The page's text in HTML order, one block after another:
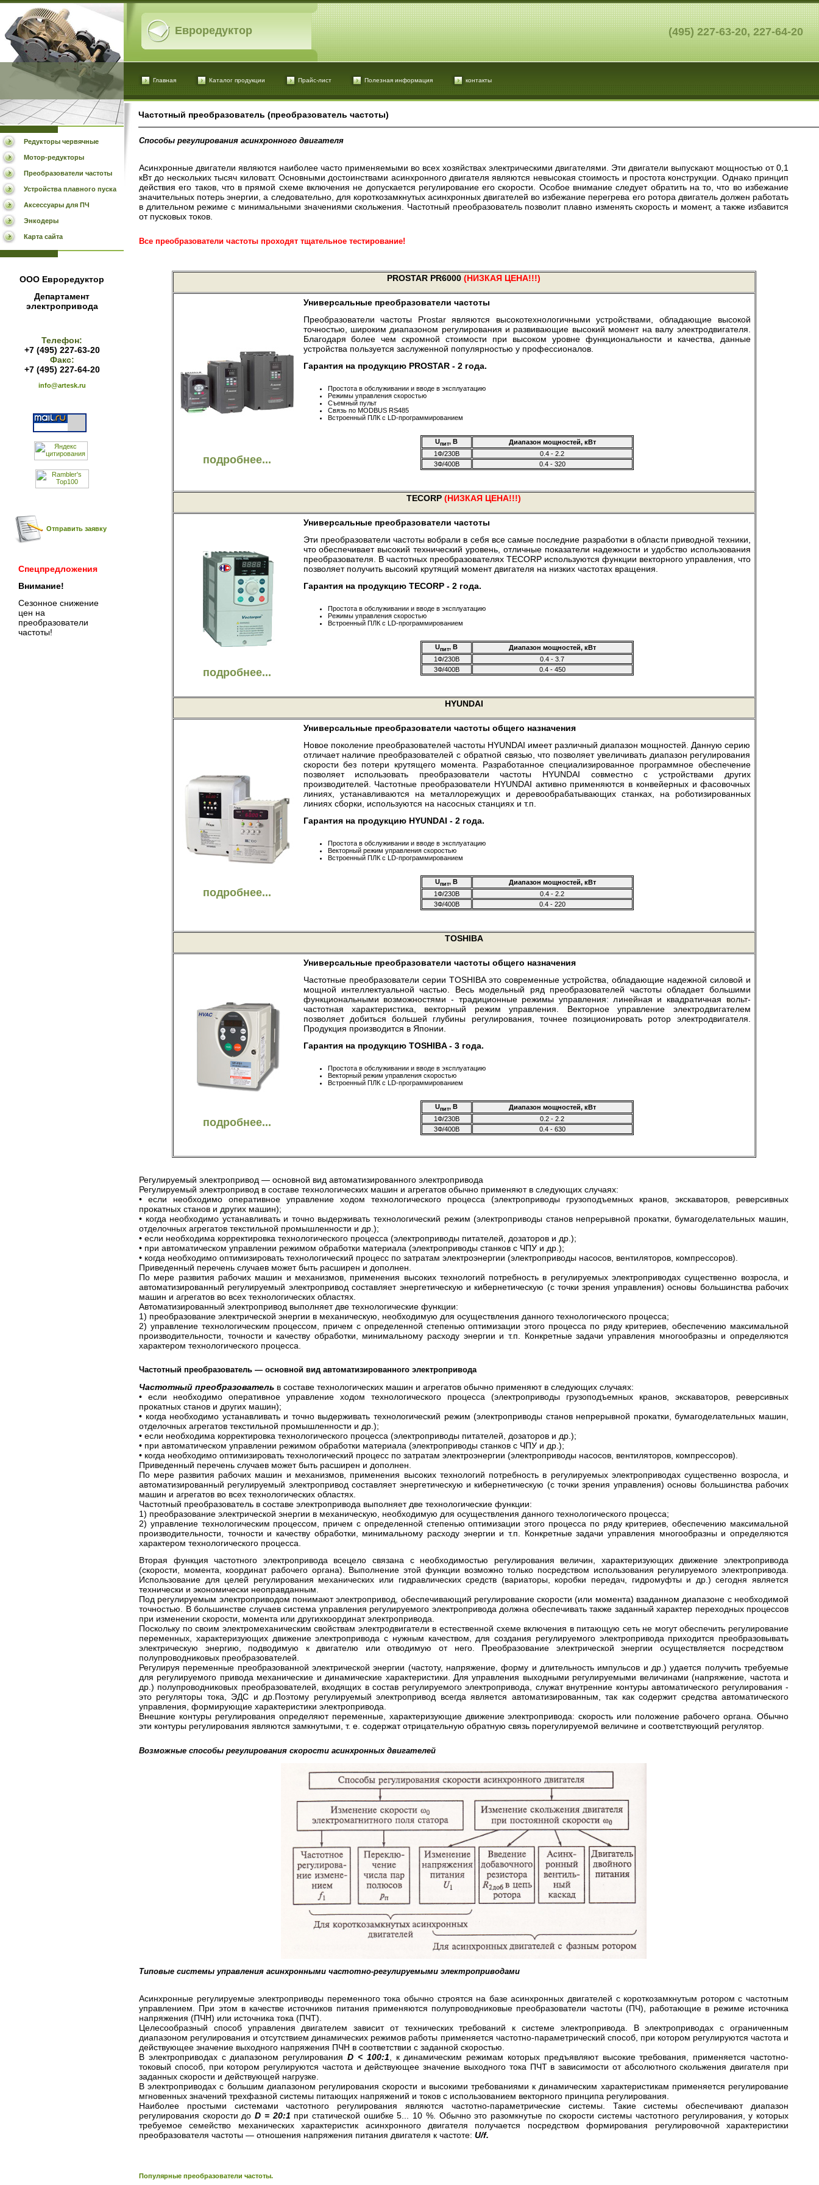
(495) 227-63-20, 227-64-20
Евроредуктор
Главная Каталог продукции Прайс-лист Полезная информация контакты
Редукторы червячные
Мотор-редукторы
Преобразователи частоты
Устройства плавного пуска
Аксессуары для ПЧ
Энкодеры
Карта сайта
ООО Евроредуктор
Департамент
электропривода
Телефон:
+7 (495) 227-63-20
Факс:
+7 (495) 227-64-20
info@artesk.ru
Отправить заявку
Спецпредложения
Внимание!
Сезонное снижение
цен на
преобразователи
частоты!
Частотный преобразователь (преобразователь частоты)
Способы регулирования асинхронного двигателя
Асинхронные двигатели являются наиболее часто применяемыми во всех хозяйствах электрическими двигателями. Эти двигатели выпускают мощностью от 0,1
кВт до нескольких тысяч киловатт. Основными достоинствами асинхронного двигателя являются невысокая стоимость и простота конструкции. Однако принцип
действия его таков, что в прямой схеме включения не допускается регулирование его скорости. Особое внимание следует обратить на то, что во избежание
значительных потерь энергии, а следовательно, для короткозамкнутых асинхронных двигателей во избежание перегрева его ротора двигатель должен работать
в длительном режиме с минимальными значениями скольжения. Частотный преобразователь позволит плавно изменять скорость и момент, а также избавится
от пусковых токов.
Все преобразователи частоты проходят тщательное тестирование!
PROSTAR PR6000 (НИЗКАЯ ЦЕНА!!!)
подробнее...
Универсальные преобразователи частоты
Преобразователи частоты Prostar являются высокотехнологичными устройствами, обладающие высокой
точностью, широким диапазоном регулирования и развивающие высокий момент на валу электродвигателя.
Благодаря более чем скромной стоимости при высоком уровне функциональности и качества, данные
устройства пользуется заслуженной популярностью у профессионалов.
Гарантия на продукцию PROSTAR - 2 года.
Простота в обслуживании и вводе в эксплуатацию
Режимы управления скоростью
Съемный пульт
Связь по MODBUS RS485
Встроенный ПЛК с LD-программированием
Uпит, В
Диапазон мощностей, кВт
1Ф/230В
0.4 - 2.2
3Ф/400В
0.4 - 320
TECORP (НИЗКАЯ ЦЕНА!!!)
подробнее...
Универсальные преобразователи частоты
Эти преобразователи частоты вобрали в себя все самые последние разработки в области приводной техники,
что обеспечивает высокий технический уровень, отличные показатели надежности и удобство использования
преобразователя. В частотных преобразователях TECORP используются функции векторного управления, что
позволяет получить высокий крутящий момент двигателя на низких частотах вращения.
Гарантия на продукцию TECORP - 2 года.
Простота в обслуживании и вводе в эксплуатацию
Режимы управления скоростью
Встроенный ПЛК с LD-программированием
Uпит, В
Диапазон мощностей, кВт
1Ф/230В
0.4 - 3.7
3Ф/400В
0.4 - 450
HYUNDAI
подробнее...
Универсальные преобразователи частоты общего назначения
Новое поколение преобразователей частоты HYUNDAI имеет различный диапазон мощностей. Данную серию
отличает наличие преобразователей с обратной связью, что позволяет увеличивать диапазон регулирования
скорости без потери крутящего момента. Разработанное специализированное программное обеспечение
позволяет использовать преобразователи частоты HYUNDAI совместно с устройствами других
производителей. Частотные преобразователи HYUNDAI активно применяются в конвейерных и фасовочных
линиях, устанавливаются на металлорежущих и деревообрабатывающих станках, на роботизированных
линиях сборки, используются на насосных станциях и т.п.
Гарантия на продукцию HYUNDAI - 2 года.
Простота в обслуживании и вводе в эксплуатацию
Векторный режим управления скоростью
Встроенный ПЛК с LD-программированием
Uпит, В
Диапазон мощностей, кВт
1Ф/230В
0.4 - 2.2
3Ф/400В
0.4 - 220
TOSHIBA
подробнее...
Универсальные преобразователи частоты общего назначения
Частотные преобразователи серии TOSHIBA это современные устройства, обладающие надежной силовой и
мощной интеллектуальной частью. Весь модельный ряд преобразователей частоты обладает большими
функциональными возможностями - традиционные режимы управления: линейная и квадратичная вольт-
частотная характеристика, векторный режим управления. Векторное управление электродвигателем
позволяет добиться большей глубины регулирования, точнее позиционировать ротор электродвигателя.
Продукция производится в Японии.
Гарантия на продукцию TOSHIBA - 3 года.
Простота в обслуживании и вводе в эксплуатацию
Векторный режим управления скоростью
Встроенный ПЛК с LD-программированием
Uпит, В
Диапазон мощностей, кВт
1Ф/230В
0.2 - 2.2
3Ф/400В
0.4 - 630
Регулируемый электропривод — основной вид автоматизированного электропривода
Регулируемый электропривод в составе технологических машин и агрегатов обычно применяют в следующих случаях:
• если необходимо оперативное управление ходом технологического процесса (электроприводы грузоподъемных кранов, экскаваторов, реверсивных
прокатных станов и других машин);
• когда необходимо устанавливать и точно выдерживать технологический режим (электроприводы станов непрерывной прокатки, бумагоделательных машин,
отделочных агрегатов текстильной промышленности и др.);
• если необходима корректировка технологического процесса (электроприводы питателей, дозаторов и др.);
• при автоматическом управлении режимом обработки материала (электроприводы станков с ЧПУ и др.);
• когда необходимо оптимизировать технологический процесс по затратам электроэнергии (электроприводы насосов, вентиляторов, компрессоров).
Приведенный перечень случаев может быть расширен и дополнен.
По мере развития рабочих машин и механизмов, применения высоких технологий потребность в регулируемых электроприводах существенно возросла, и
автоматизированный регулируемый электропривод составляет энергетическую и кибернетическую (с точки зрения управления) основы большинства рабочих
машин и агрегатов во всех технологических областях.
Автоматизированный электропривод выполняет две технологические функции:
1) преобразование электрической энергии в механическую, необходимую для осуществления данного технологического процесса;
2) управление технологическим процессом, причем с определенной степенью оптимизации этого процесса по ряду критериев, обеспечению максимальной
производительности, точности и качеству обработки, минимальному расходу энергии и т.п. Конкретные задачи управления многообразны и определяются
характером технологического процесса.
Частотный преобразователь — основной вид автоматизированного электропривода
Частотный преобразователь в составе технологических машин и агрегатов обычно применяют в следующих случаях:
• если необходимо оперативное управление ходом технологического процесса (электроприводы грузоподъемных кранов, экскаваторов, реверсивных
прокатных станов и других машин);
• когда необходимо устанавливать и точно выдерживать технологический режим (электроприводы станов непрерывной прокатки, бумагоделательных машин,
отделочных агрегатов текстильной промышленности и др.);
• если необходима корректировка технологического процесса (электроприводы питателей, дозаторов и др.);
• при автоматическом управлении режимом обработки материала (электроприводы станков с ЧПУ и др.);
• когда необходимо оптимизировать технологический процесс по затратам электроэнергии (электроприводы насосов, вентиляторов, компрессоров).
Приведенный перечень случаев может быть расширен и дополнен.
По мере развития рабочих машин и механизмов, применения высоких технологий потребность в регулируемых электроприводах существенно возросла, и
автоматизированный регулируемый электропривод составляет энергетическую и кибернетическую (с точки зрения управления) основы большинства рабочих
машин и агрегатов во всех технологических областях.
Частотный преобразователь в составе электропривода выполняет две технологические функции:
1) преобразование электрической энергии в механическую, необходимую для осуществления данного технологического процесса;
2) управление технологическим процессом, причем с определенной степенью оптимизации этого процесса по ряду критериев, обеспечению максимальной
производительности, точности и качеству обработки, минимальному расходу энергии и т.п. Конкретные задачи управления многообразны и определяются
характером технологического процесса.
Вторая функция частотного электропривода всецело связана с необходимостью регулирования величин, характеризующих движение электропривода
(скорости, момента, координат рабочего органа). Выполнение этой функции возможно только посредством использования регулируемого электропривода.
Использование для целей регулирования механических или гидравлических средств (вариаторы, коробки передач, гидромуфты и др.) сегодня является
технически и экономически неоправданным.
Под регулируемым электроприводом понимают электропривод, обеспечивающий регулирование скорости (или момента) взаданном диапазоне с необходимой
точностью. В большинстве случаев система управления регулируемого электропривода должна обеспечивать также заданный характер переходных процессов
при изменении скорости, момента или другихкоординат электропривода.
Поскольку по своим электромеханическим свойствам электродвигатели в естественной схеме включения в питающую сеть не могут обеспечить регулирование
переменных, характеризующих движение электропривода с нужным качеством, для создания регулируемого электропривода приходится преобразовывать
электрическую энергию, подводимую к
двигателю или отводимую от него. Преобразование электрической энергии осуществляется посредством
полупроводниковых преобразователей.
Регулируя переменные преобразованной электрической энергии (частоту, напряжение, форму и длительность импульсов и др.) удается получить требуемые
для регулируемого привода механические и динамические характеристики. Для управления выходными регулируемыми величинами (напряжение, частота и
др.) полупроводниковых преобразователей, входящих в состав регулируемого электропривода, служат внутренние контуры автоматического регулирования -
это регуляторы тока, ЭДС и др.Поэтому регулируемый электропривод всегда является автоматизированным, так как содержит средства автоматического
управления, формирующие характеристики электропривода.
Внешние контуры регулирования определяют переменные, характеризующие движение электропривода:скорость или положение рабочего органа. Обычно
эти контуры регулирования являются замкнутыми, т. е. содержат отрицательную обратную связь порегулируемой величине и соответствующий регулятор.
Возможные способы регулирования скорости асинхронных двигателей
Типовые системы управления асинхронными частотно-регулируемыми электроприводами
Асинхронные регулируемые электроприводы переменного тока обычно строятся на базе асинхронных двигателей с короткозамкнутым ротором с частотным
управлением. При этом в качестве источников питания применяются полупроводниковые преобразователи частоты (ПЧ), работающие в режиме источника
напряжения (ПЧН) или источника тока (ПЧТ).
Целесообразный способ управления двигателем зависит от технических требований к системе электропривода. В электроприводах с ограниченным
диапазоном регулирования и отсутствием динамических режимов работы применяется частотно-параметрический способ, при котором регулируются частота и
действующее значение выходного напряжения ПЧН в соответствии с заданной скоростью.
В электроприводах с диапазоном регулированияD < 100:1 , к динамическим режимам которых предъявляют высокие требования, применяется частотно-
токовый способ, при котором регулируются частота и действующее значение выходного тока ПЧТ в зависимости от абсолютного скольжения двигателя при
заданных скорости и действующей нагрузке.
В электроприводах с большим диапазоном регулирования скорости и высокими требованиями к динамическим характеристикам применяется регулирование
мгновенных значений трехфазной системы питающих напряжений и токов с использованием векторного принципа регулирования.
Наиболее простыми системами частотного регулирования являются частотно-параметрические системы. Такие системы обеспечивают диапазон
регулирования скорости доD = 20:1 при статической ошибке 5... 10 %. Обычно это разомкнутые по скорости системы частотного регулирования, у которых
требуемое семейство механических характеристик асинхронного двигателя получается посредством формирования регулировочной характеристики
преобразователя частоты — отношения напряжения питания двигателя к частоте: U/f.
Популярные преобразователи частоты.